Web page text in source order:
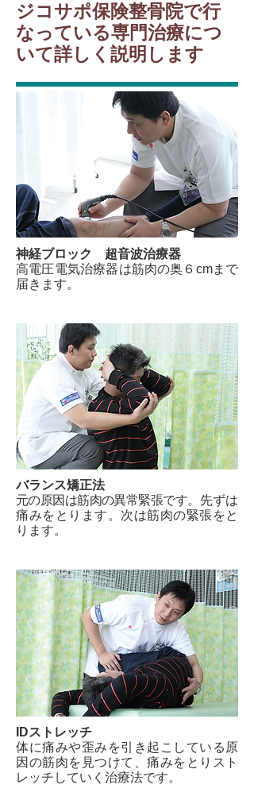
ジコサポ保険整骨院で行
なっている専門治療につ
いて​詳しく説明します
神経ブロック 超音波治療器
高電圧電気治療器は筋肉の奥６cmまで
届きます。​
バランス矯正法
元の原因は筋肉の異常緊張です。 先ずは
痛みをとります。次は筋肉の緊張をと
ります。​
IDストレッチ
体に痛みや歪みを引き起こしている原
因の筋肉を見つけて、痛みをとりスト
レッチしていく治療法です。